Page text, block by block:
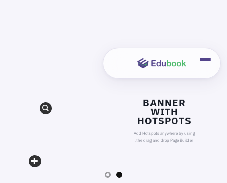
تخطي
للمحتوى
BANNER
WITH
HOTSPOTS
Add Hotspots anywhere by using
the drag and drop Page Builder.